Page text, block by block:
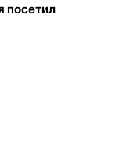
посетил